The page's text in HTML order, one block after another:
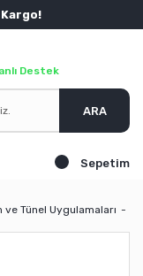
Destek
ARA
Sepetim
ve Tünel Uygulamaları